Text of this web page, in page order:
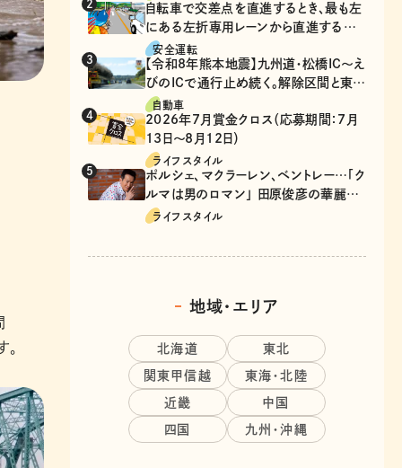
自転車で交差点を直進するとき、最も左
にある左折専用レーンから直進するの
は、違反？
安全運転
【令和8年熊本地震】九州道・松橋IC～え
びのICで通行止め続く。解除区間と東九
州道の迂回ルート
自動車
2026年7月賞金クロス（応募期間：7月
13日～8月12日）
ライフスタイル
ポルシェ、マクラーレン、ベントレー…「ク
ルマは男のロマン」 田原俊彦の華麗な
る愛車遍歴
ライフスタイル
地域・エリア
北海道 東北
関東甲信越 東海・北陸
近畿 中国
四国 九州・沖縄